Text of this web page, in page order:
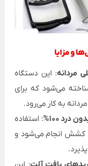
و مزایا
مردانه: این دستگاه
می‌شود که برای
به کار می‌رود.
100%
: استفاده
کشش انجام می‌شود و